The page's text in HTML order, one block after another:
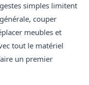
simples limitent
couper
meubles et
tout le matériel
un premier